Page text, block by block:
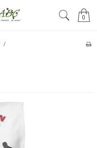
0
/